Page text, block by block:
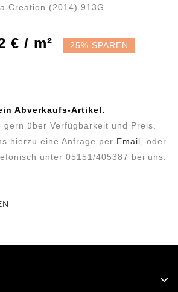
Creation (2014) 913G
€ / m² 25% SPAREN
Abverkaufs-Artikel.
über Verfügbarkeit und Preis.
hierzu eine Anfrage per Email , oder
unter 05151/405387 bei uns.